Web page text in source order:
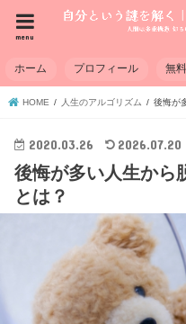
menu
ホーム プロフィール 無
HOME 人生のアルゴリズム 後悔が
2020.03.26 2026.07.20
後悔が多い人生から
とは？